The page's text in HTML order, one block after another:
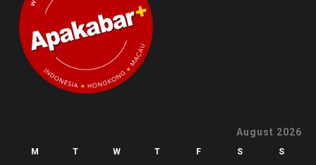
August 2026
M T W T F S S